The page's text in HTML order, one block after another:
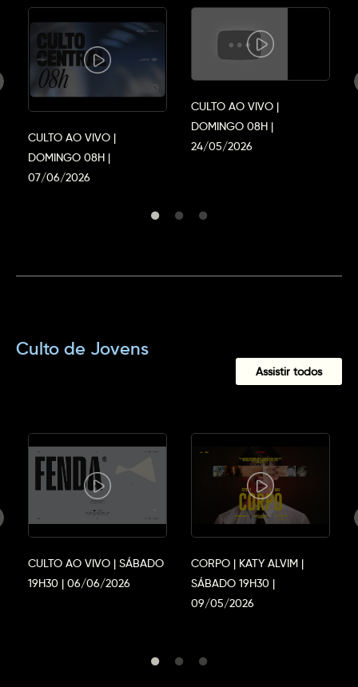
CULTO AO VIVO |
DOMINGO 08H |
07/06/2026
CULTO AO VIVO |
DOMINGO 08H |
24/05/2026
Culto de Jovens
Assistir todos
CULTO AO VIVO | SÁBADO
19H30 | 06/06/2026
CORPO | KATY ALVIM |
SÁBADO 19H30 |
09/05/2026